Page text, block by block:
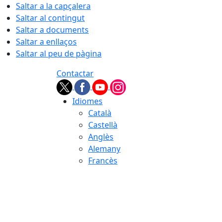
Saltar a la capçalera
Saltar al contingut
Saltar a documents
Saltar a enllaços
Saltar al peu de pàgina
Contactar
Idiomes
Català
Castellà
Anglès
Alemany
Francès